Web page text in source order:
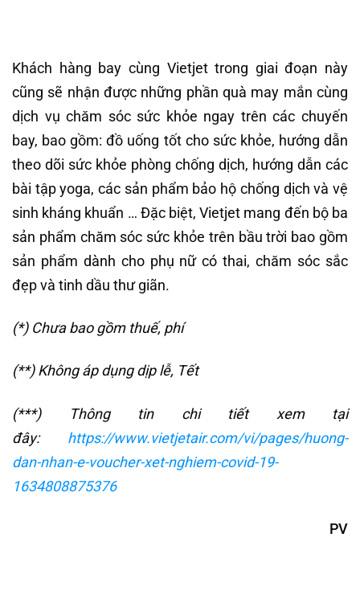
Khách hàng bay cùng Vietjet trong giai đoạn này
cũng sẽ nhận được những phần quà may mắn cùng
dịch vụ chăm sóc sức khỏe ngay trên các chuyến
bay, bao gồm: đồ uống tốt cho sức khỏe, hướng dẫn
theo dõi sức khỏe phòng chống dịch, hướng dẫn các
bài tập yoga, các sản phẩm bảo hộ chống dịch và vệ
sinh kháng khuẩn … Đặc biệt, Vietjet mang đến bộ ba
sản phẩm chăm sóc sức khỏe trên bầu trời bao gồm
sản phẩm dành cho phụ nữ có thai, chăm sóc sắc
đẹp và tinh dầu thư giãn.
(*) Chưa bao gồm thuế, phí
(**) Không áp dụng dịp lễ, Tết
(***) Thông tin chi tiết xem tại
đây: https://www.vietjetair.com/vi/pages/huong-
dan-nhan-e-voucher-xet-nghiem-covid-19-
1634808875376
PV